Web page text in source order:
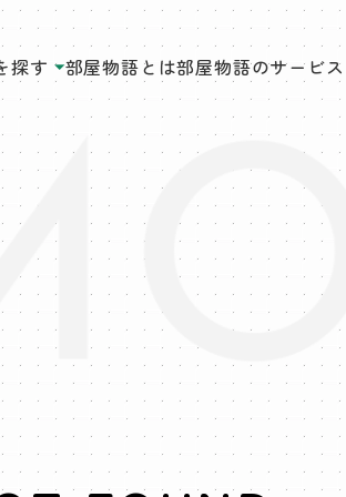
探す 部屋物語とは部屋物語のサービス